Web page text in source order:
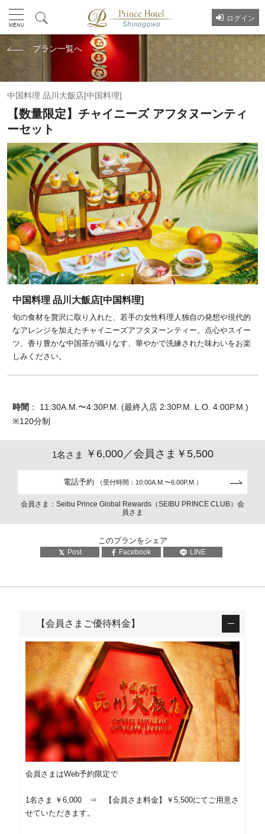
ログイン
プラン一覧へ
中国料理 品川大飯店[中国料理]
【数量限定】チャイニーズ アフタヌーンティ
ーセット
中国料理 品川大飯店[中国料理]
旬の食材を贅沢に取り入れた、若手の女性料理人独自の発想や現代的
なアレンジを加えたチャイニーズアフタヌーンティー。点心やスイー
ツ、香り豊かな中国茶が織りなす、華やかで洗練された味わいをお楽
しみください。
時間 ： 11:30A.M.〜4:30P.M. (最終入店 2:30P.M. L.O. 4:00P.M.)
※120分制
1名さま ￥6,000／会員さま￥5,500
電話予約 （受付時間：10:00A.M.〜6:00P.M.）
会員さま：Seibu Prince Global Rewards（SEIBU PRINCE CLUB）会
員さま
このプランをシェア
Post Facebook LINE
【会員さまご優待料金】
会員さまはWeb予約限定で
1名さま ￥6,000 ⇒ 【会員さま料金】￥5,500にてご用意さ
せていただきます。